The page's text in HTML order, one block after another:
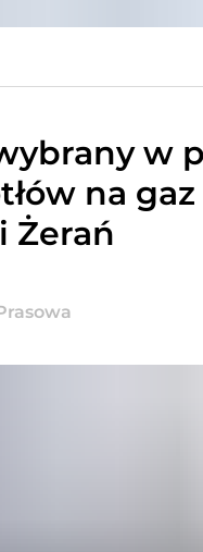
w
na
Żerań